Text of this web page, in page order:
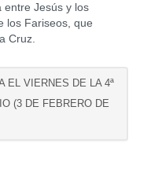
entre Jesús y los
los Fariseos, que
Cruz.
EL VIERNES DE LA 4ª
(3 DE FEBRERO DE